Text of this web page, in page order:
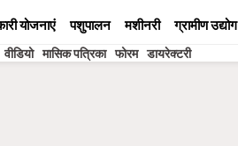
योजनाएं पशुपालन मशीनरी ग्रामीण उद्योग
वीडियो मासिक पत्रिका फोरम डायरेक्टरी